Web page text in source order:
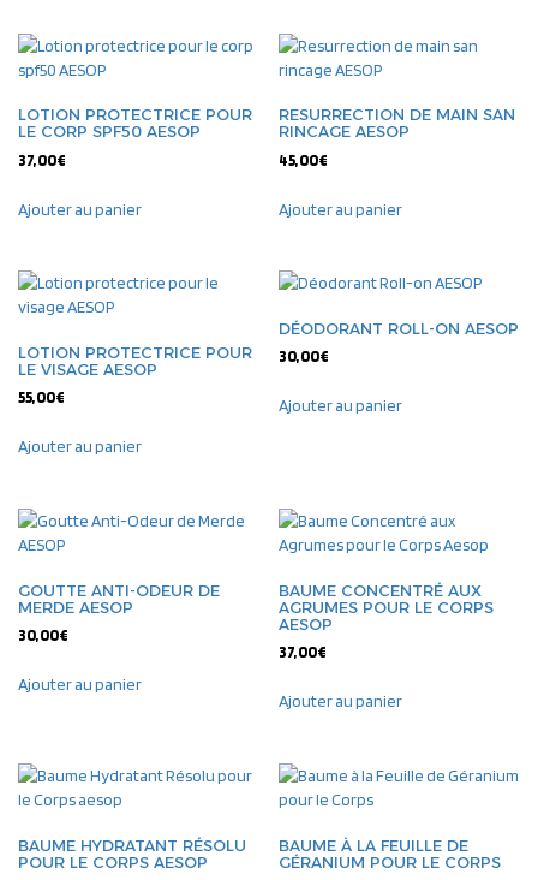
LOTION PROTECTRICE POUR
LE CORP SPF50 AESOP
37,00€
Ajouter au panier
RESURRECTION DE MAIN SAN
RINCAGE AESOP
45,00€
Ajouter au panier
LOTION PROTECTRICE POUR
LE VISAGE AESOP
55,00€
Ajouter au panier
DÉODORANT ROLL-ON AESOP
30,00€
Ajouter au panier
GOUTTE ANTI-ODEUR DE
MERDE AESOP
30,00€
Ajouter au panier
BAUME CONCENTRÉ AUX
AGRUMES POUR LE CORPS
AESOP
37,00€
Ajouter au panier
BAUME HYDRATANT RÉSOLU
POUR LE CORPS AESOP
BAUME À LA FEUILLE DE
GÉRANIUM POUR LE CORPS